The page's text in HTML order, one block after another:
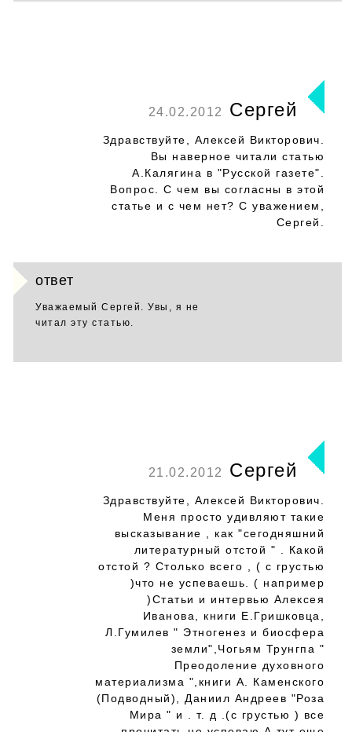
24.02.2012 Сергей
Здравствуйте, Алексей Викторович.
Вы наверное читали статью
А.Калягина в "Русской газете".
Вопрос. С чем вы согласны в этой
статье и с чем нет? С уважением,
Сергей.
ответ
Уважаемый Сергей. Увы, я не
читал эту статью.
21.02.2012 Сергей
Здравствуйте, Алексей Викторович.
Меня просто удивляют такие
высказывание , как "сегодняшний
литературный отстой " . Какой
отстой ? Столько всего , ( с грустью
)что не успеваешь. ( например
)Статьи и интервью Алексея
Иванова, книги Е.Гришковца,
Л.Гумилев " Этногенез и биосфера
земли",Чогьям Трунгпа "
Преодоление духовного
материализма ",книги А. Каменского
(Подводный), Даниил Андреев "Роза
Мира " и . т. д .(с грустью ) все